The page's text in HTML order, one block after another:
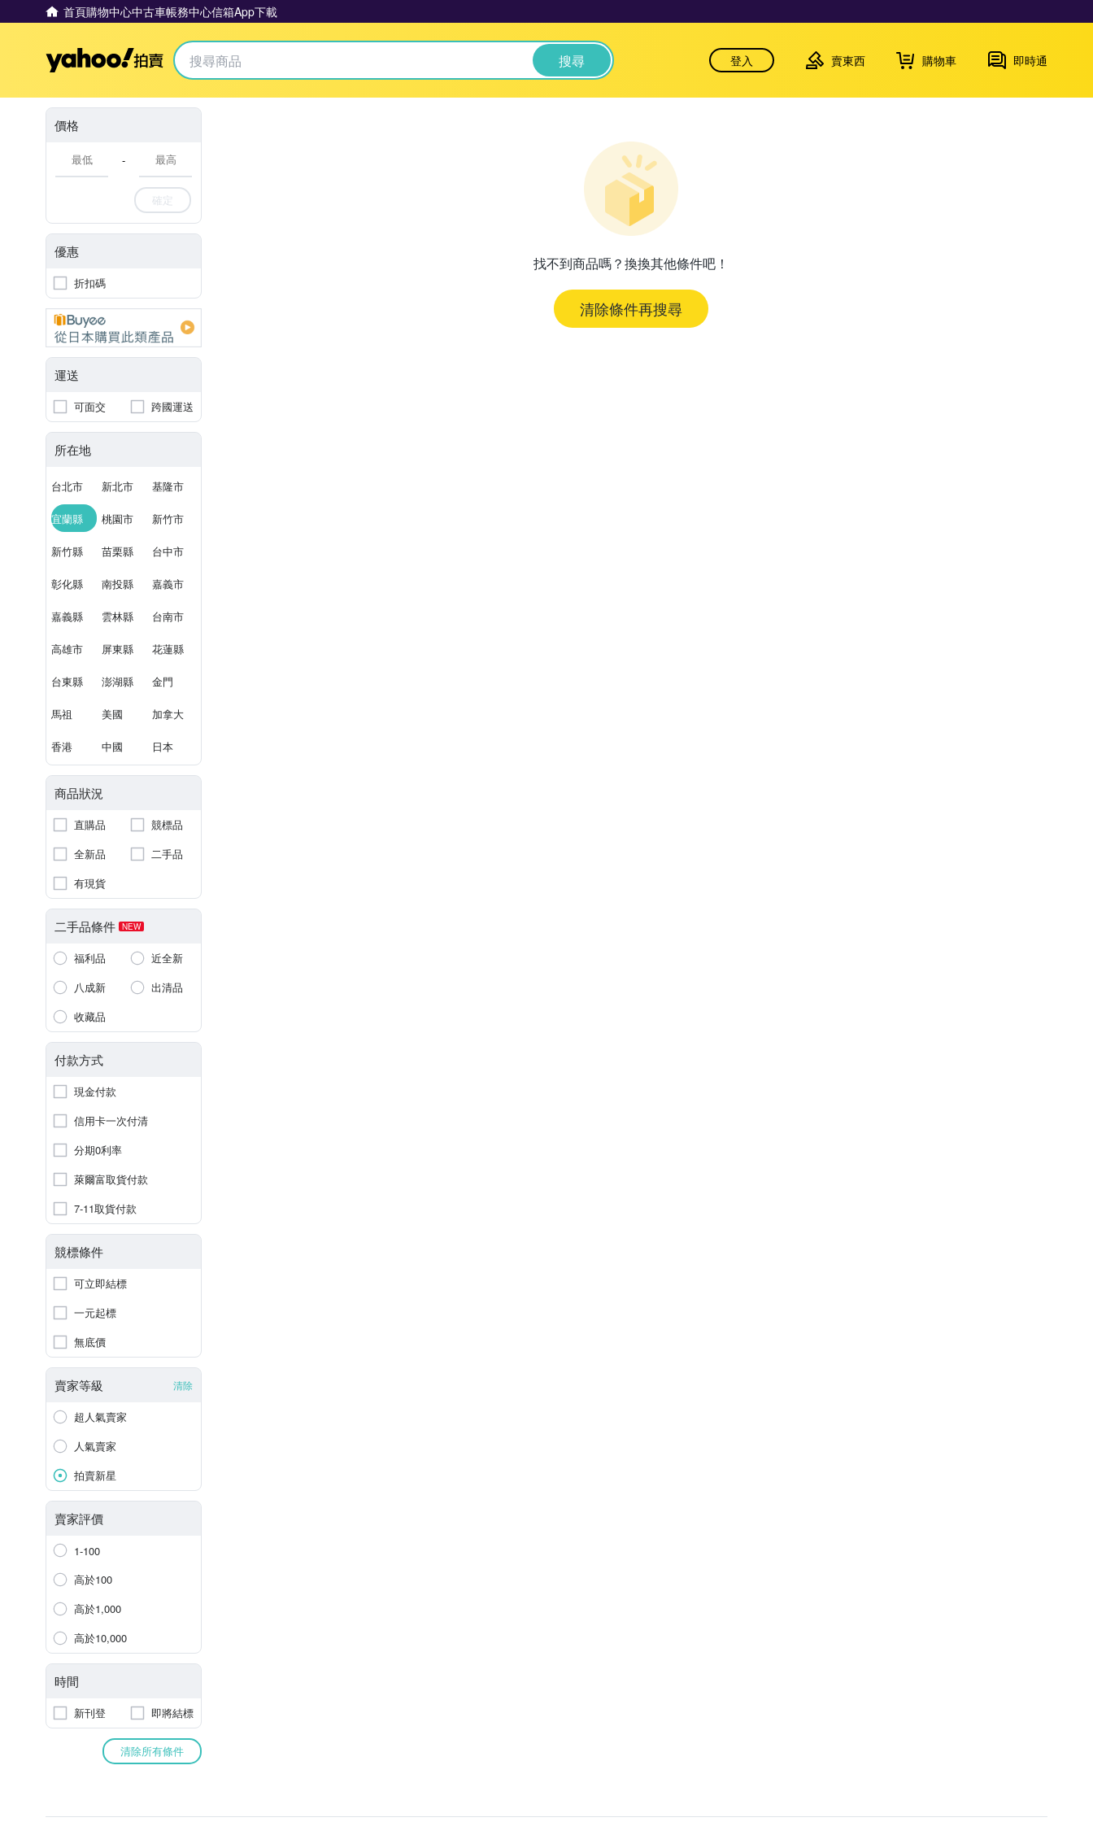
首頁購物中心中古車帳務中心信箱App下載
Yahoo拍賣 搜尋 登入 賣東西 購物車 即時通
價格
-
確定
優惠
折扣碼
運送
可面交 跨國運送
所在地
台北市 新北市 基隆市
宜蘭縣 桃園市 新竹市
新竹縣 苗栗縣 台中市
彰化縣 南投縣 嘉義市
嘉義縣 雲林縣 台南市
高雄市 屏東縣 花蓮縣
台東縣 澎湖縣 金門
馬祖 美國 加拿大
香港 中國 日本
商品狀況
直購品
競標品
全新品
二手品
有現貨
二手品條件 NEW
福利品
近全新
八成新
出清品
收藏品
付款方式
現金付款
信用卡一次付清
分期0利率
萊爾富取貨付款
7-11取貨付款
競標條件
可立即結標
一元起標
無底價
賣家等級 清除
超人氣賣家
人氣賣家
拍賣新星
賣家評價
1-100
高於100
高於1,000
高於10,000
時間
新刊登 即將結標
清除所有條件
找不到商品嗎？換換其他條件吧！
清除條件再搜尋